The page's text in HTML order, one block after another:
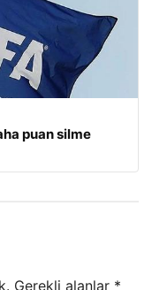
puan silme
Gerekli alanlar *